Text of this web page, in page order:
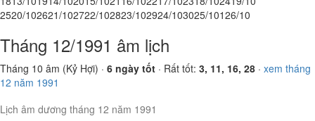
2520/102621/102722/102823/102924/103025/10126/10
Tháng 12/1991 âm lịch
Tháng 10 âm (Kỷ Hợi) · 6 ngày tốt · Rất tốt: 3, 11, 16, 28 · xem tháng
12 năm 1991
Lịch âm dương tháng 12 năm 1991